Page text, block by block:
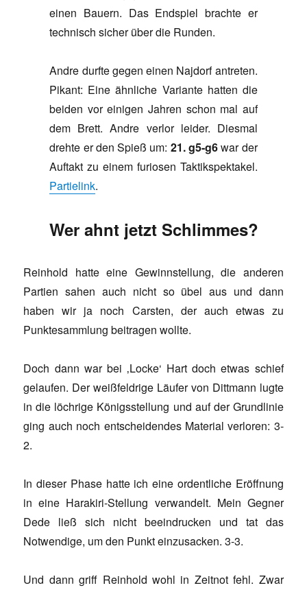
einen Bauern. Das Endspiel brachte er
technisch sicher über die Runden.
Andre durfte gegen einen Najdorf antreten.
Pikant: Eine ähnliche Variante hatten die
beiden vor einigen Jahren schon mal auf
dem Brett. Andre verlor leider. Diesmal
drehte er den Spieß um: 21. g5-g6war der
Auftakt zu einem furiosen Taktikspektakel.
Partielink.
Wer ahnt jetzt Schlimmes?
Reinhold hatte eine Gewinnstellung, die anderen
Partien sahen auch nicht so übel aus und dann
haben wir ja noch Carsten, der auch etwas zu
Punktesammlung beitragen wollte.
Doch dann war bei ‚Locke‘ Hart doch etwas schief
gelaufen. Der weißfeldrige Läufer von Dittmann lugte
in die löchrige Königsstellung und auf der Grundlinie
ging auch noch entscheidendes Material verloren: 3-
2.
In dieser Phase hatte ich eine ordentliche Eröffnung
in eine Harakiri-Stellung verwandelt. Mein Gegner
Dede ließ sich nicht beeindrucken und tat das
Notwendige, um den Punkt einzusacken. 3-3.
Und dann griff Reinhold wohl in Zeitnot fehl. Zwar